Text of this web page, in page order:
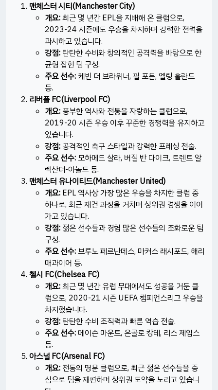
맨체스터 시티(Manchester City)
개요:최근 몇 년간 EPL을 지배해 온 클럽으로,
2023-24 시즌에도 우승을 차지하며 강력한 전력을
과시하고 있습니다. ​
강점: 탄탄한 수비와 창의적인 공격력을 바탕으로 한
균형 잡힌 팀 구성.​
주요 선수: 케빈 더 브라위너, 필 포든, 엘링 홀란드
등.​
리버풀 FC(Liverpool FC)
개요: 풍부한 역사와 전통을 자랑하는 클럽으로,
2019-20 시즌 우승 이후 꾸준한 경쟁력을 유지하고
있습니다.​
강점: 공격적인 축구 스타일과 강력한 프레싱 전술.​
주요 선수: 모하메드 살라, 버질 반 다이크, 트렌트 알
렉산더-아놀드 등.​
맨체스터 유나이티드(Manchester United)
개요: EPL 역사상 가장 많은 우승을 차지한 클럽 중
하나로, 최근 재건 과정을 거치며 상위권 경쟁을 이어
가고 있습니다.​
강점: 젊은 선수들과 경험 많은 선수들의 조화로운 팀
구성.​
주요 선수: 브루노 페르난데스, 마커스 래시포드, 해리
매과이어 등.​
첼시 FC(Chelsea FC)
개요:최근 몇 년간 유럽 무대에서도 성공을 거둔 클
럽으로, 2020-21 시즌 UEFA 챔피언스리그 우승을
차지했습니다.​
강점: 탄탄한 수비 조직력과 빠른 역습 전술.​
주요 선수: 메이슨 마운트, 은골로 캉테, 리스 제임스
등.​
아스널 FC(Arsenal FC)
개요: 전통의 명문 클럽으로, 최근 젊은 선수들을 중
심으로 팀을 재편하며 상위권 도약을 노리고 있습니